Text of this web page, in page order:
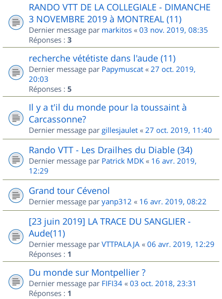
RANDO VTT DE LA COLLEGIALE - DIMANCHE
3 NOVEMBRE 2019 à MONTREAL (11)
Dernier message par markitos « 03 nov. 2019, 08:35
Réponses : 3
recherche vététiste dans l'aude (11)
Dernier message par Papymuscat « 27 oct. 2019,
20:03
Réponses : 5
Il y a t'il du monde pour la toussaint à
Carcassonne?
Dernier message par gillesjaulet « 27 oct. 2019, 11:40
Rando VTT - Les Drailhes du Diable (34)
Dernier message par Patrick MDK « 16 avr. 2019,
12:29
Grand tour Cévenol
Dernier message par yanp312 « 16 avr. 2019, 08:22
[23 juin 2019] LA TRACE DU SANGLIER -
Aude(11)
Dernier message par VTTPALAJA « 06 avr. 2019, 12:29
Réponses : 1
Du monde sur Montpellier ?
Dernier message par FIFI34 « 03 oct. 2018, 23:31
Réponses : 1